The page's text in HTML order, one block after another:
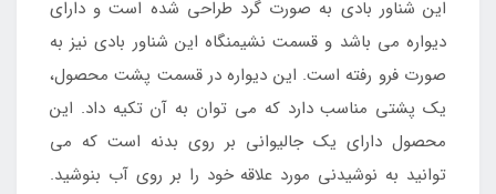
این شناور بادی به صورت گرد طراحی شده است و دارای
دیواره می باشد و قسمت نشیمنگاه این شناور بادی نیز به
صورت فرو رفته است. این دیواره در قسمت پشت محصول،
یک پشتی مناسب دارد که می توان به آن تکیه داد. این
محصول دارای یک جالیوانی بر روی بدنه است که می
توانید به نوشیدنی مورد علاقه خود را بر روی آب بنوشید.